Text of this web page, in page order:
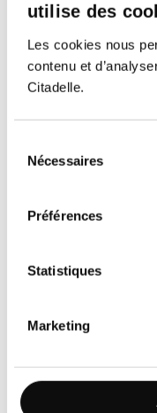
utilise des
Les cookies nous
contenu et
Citadelle.
Nécessaires
Préférences
Statistiques
Marketing
Ouvert à tous
Handisport